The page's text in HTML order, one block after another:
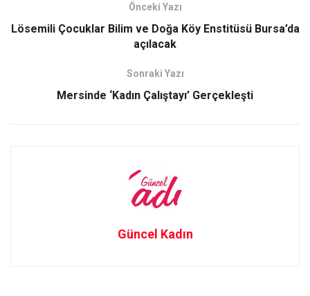
o
d
Önceki Yazı
Lösemili Çocuklar Bilim ve Doğa Köy Enstitüsü Bursa’da
açılacak
Sonraki Yazı
Mersinde ‘Kadın Çalıştayı’ Gerçekleşti
Güncel Kadın